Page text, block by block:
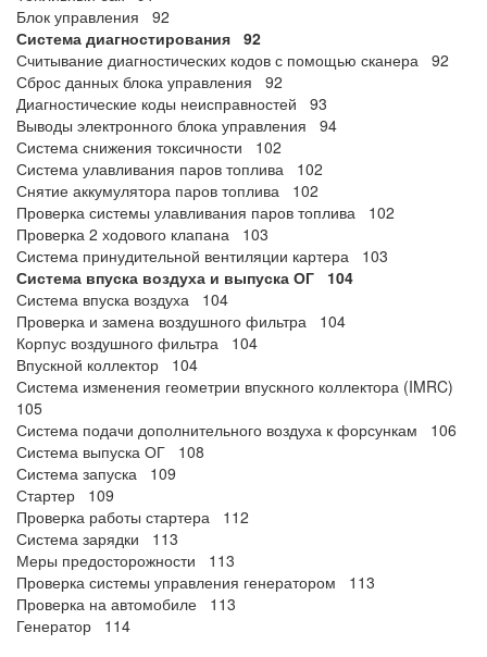
Блок управления 92
Система диагностирования 92
Считывание диагностических кодов с помощью сканера 92
Сброс данных блока управления 92
Диагностические коды неисправностей 93
Выводы электронного блока управления 94
Система снижения токсичности 102
Система улавливания паров топлива 102
Снятие аккумулятора паров топлива 102
Проверка системы улавливания паров топлива 102
Проверка 2 ходового клапана 103
Система принудительной вентиляции картера 103
Система впуска воздуха и выпуска ОГ 104
Система впуска воздуха 104
Проверка и замена воздушного фильтра 104
Корпус воздушного фильтра 104
Впускной коллектор 104
Система изменения геометрии впускного коллектора (IMRC)
105
Система подачи дополнительного воздуха к форсункам 106
Система выпуска ОГ 108
Система запуска 109
Стартер 109
Проверка работы стартера 112
Система зарядки 113
Меры предосторожности 113
Проверка системы управления генератором 113
Проверка на автомобиле 113
Генератор 114